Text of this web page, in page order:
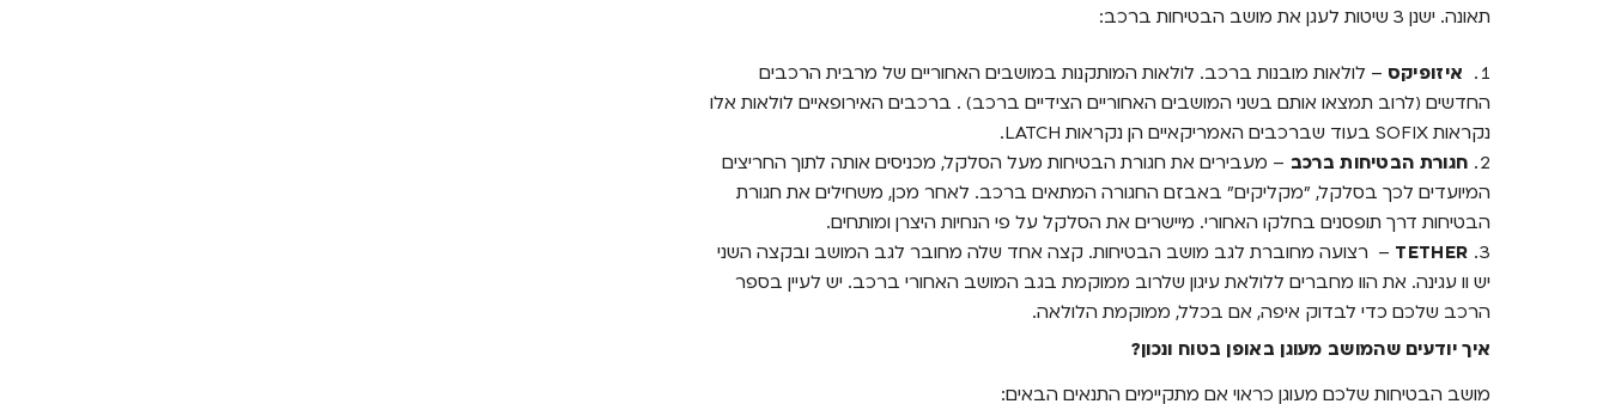
תאונה. ישנן 3 שיטות לעגן את מושב הבטיחות ברכב:
איזופיקס – לולאות מובנות ברכב. לולאות המותקנות במושבים האחוריים של מרבית הרכבים
החדשים (לרוב תמצאו אותם בשני המושבים האחוריים הצידיים ברכב) . ברכבים האירופאיים לולאות אלו
נקראות SOFIX בעוד שברכבים האמריקאיים הן נקראות LATCH.
חגורת הבטיחות ברכב – מעבירים את חגורת הבטיחות מעל הסלקל, מכניסים אותה לתוך החריצים
המיועדים לכך בסלקל, "מקליקים" באבזם החגורה המתאים ברכב. לאחר מכן, משחילים את חגורת
הבטיחות דרך תופסנים בחלקו האחורי. מיישרים את הסלקל על פי הנחיות היצרן ומותחים.
TETHER – רצועה מחוברת לגב מושב הבטיחות. קצה אחד שלה מחובר לגב המושב ובקצה השני
יש וו עגינה. את הוו מחברים ללולאת עיגון שלרוב ממוקמת בגב המושב האחורי ברכב. יש לעיין בספר
הרכב שלכם כדי לבדוק איפה, אם בכלל, ממוקמת הלולאה.
איך יודעים שהמושב מעוגן באופן בטוח ונכון?
מושב הבטיחות שלכם מעוגן כראוי אם מתקיימים התנאים הבאים: